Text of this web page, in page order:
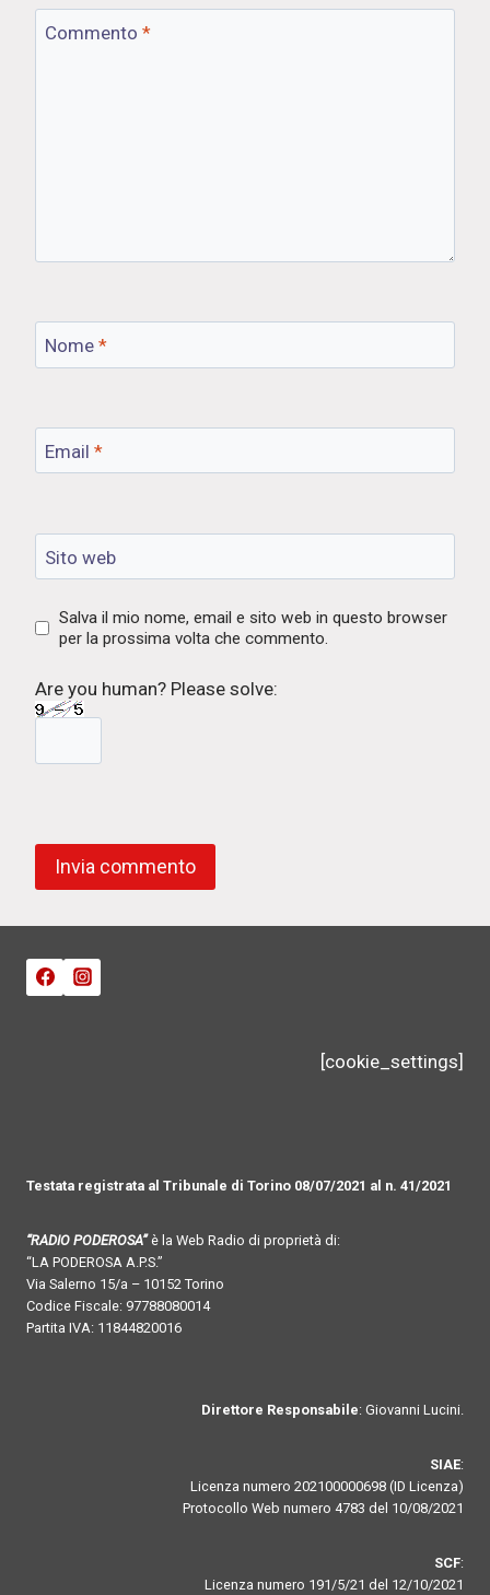
Commento *
Nome *
Email *
Sito web
Salva il mio nome, email e sito web in questo browser
per la prossima volta che commento.
Are you human? Please solve:
[cookie_settings]
Testata registrata al Tribunale di Torino 08/07/2021 al n. 41/2021
“RADIO PODEROSA”è la Web Radio di proprietà di:
“LA PODEROSA A.P.S.”
Via Salerno 15/a – 10152 Torino
Codice Fiscale: 97788080014
Partita IVA: 11844820016
Direttore Responsabile: Giovanni Lucini.
SIAE:
Licenza numero 202100000698 (ID Licenza)
Protocollo Web numero 4783 del 10/08/2021
SCF:
Licenza numero 191/5/21 del 12/10/2021